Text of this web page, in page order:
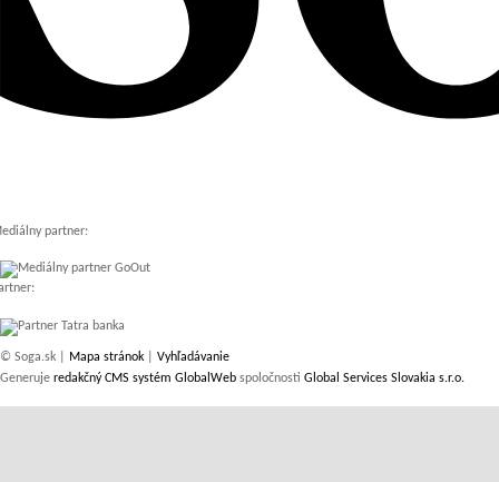
partner:
© Soga.sk | Mapa stránok
Vyhľadávanie
Generuje redakčný CMS systém GlobalWeb spoločnosti Global Services Slovakia s.r.o.